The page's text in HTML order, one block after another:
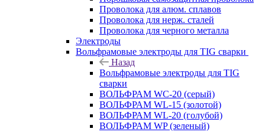
Проволока для алюм. сплавов
Проволока для нерж. сталей
Проволока для черного металла
Электроды
Вольфрамовые электроды для TIG сварки
Назад
Вольфрамовые электроды для TIG
сварки
ВОЛЬФРАМ WC-20 (серый)
ВОЛЬФРАМ WL-15 (золотой)
ВОЛЬФРАМ WL-20 (голубой)
ВОЛЬФРАМ WP (зеленый)